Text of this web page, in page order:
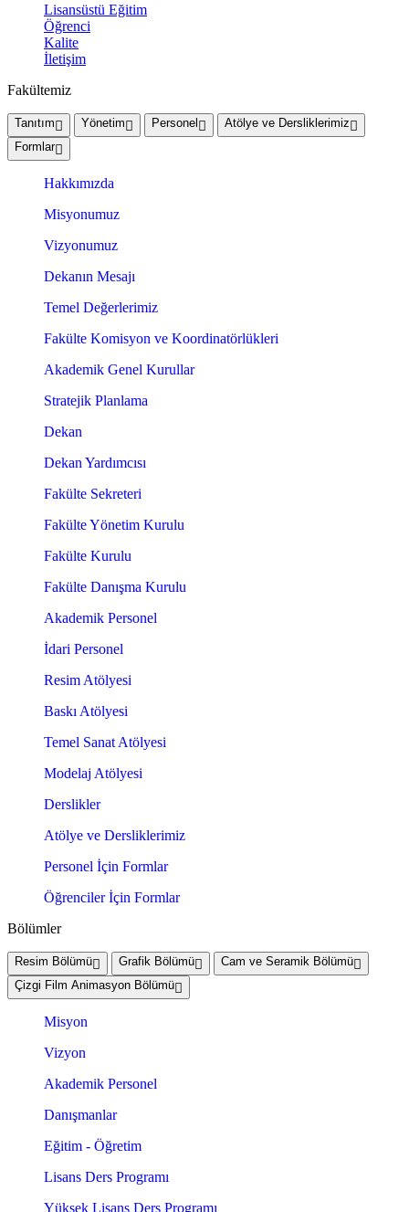
Lisansüstü Eğitim
Öğrenci
Kalite
İletişim
Fakültemiz
Tanıtım Yönetim Personel
Atölye ve Dersliklerimiz
Formlar
Hakkımızda
Misyonumuz
Vizyonumuz
Dekanın Mesajı
Temel Değerlerimiz
Fakülte Komisyon ve Koordinatörlükleri
Akademik Genel Kurullar
Stratejik Planlama
Dekan
Dekan Yardımcısı
Fakülte Sekreteri
Fakülte Yönetim Kurulu
Fakülte Kurulu
Fakülte Danışma Kurulu
Akademik Personel
İdari Personel
Resim Atölyesi
Baskı Atölyesi
Temel Sanat Atölyesi
Modelaj Atölyesi
Derslikler
Atölye ve Dersliklerimiz
Personel İçin Formlar
Öğrenciler İçin Formlar
Bölümler
Resim Bölümü Grafik Bölümü
Cam ve Seramik Bölümü
Çizgi Film Animasyon Bölümü
Misyon
Vizyon
Akademik Personel
Danışmanlar
Eğitim - Öğretim
Lisans Ders Programı
Yüksek Lisans Ders Programı